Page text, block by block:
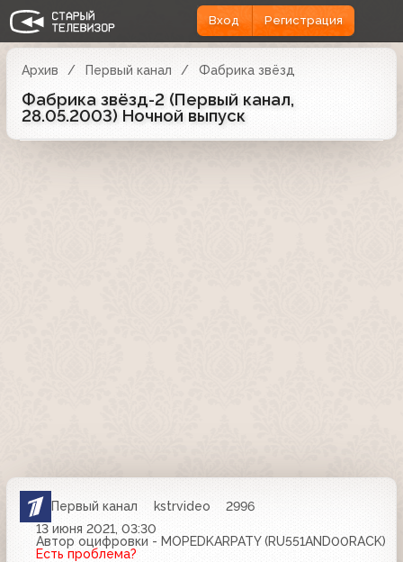
Вход Регистрация
Архив Первый канал Фабрика звёзд
Фабрика звёзд-2 (Первый канал,
28.05.2003) Ночной выпуск
Первый канал kstrvideo
2996
13 июня 2021, 03:30
Автор оцифровки - MOPEDKARPATY (RU551AND00RACK)
Есть проблема?